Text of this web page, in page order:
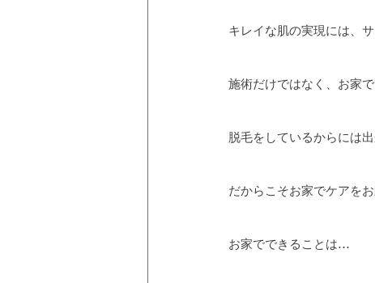
キレイな肌の実現には、
施術だけではなく、お家
脱毛をしているからには
だからこそお家でケアを
お家でできることは…